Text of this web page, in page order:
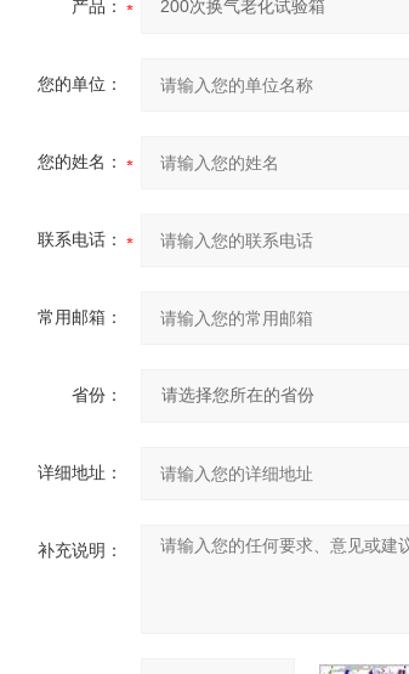
产品：
您的单位：
您的姓名：
联系电话：
常用邮箱：
省份：
详细地址：
补充说明：